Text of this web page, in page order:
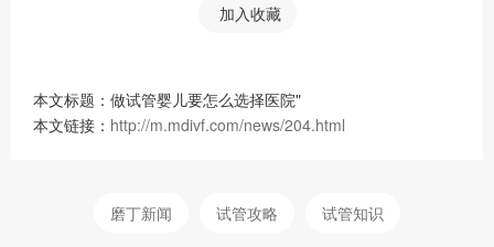
加入收藏
本文标题：做试管婴儿要怎么选择医院"
本文链接： http://m.mdivf.com/news/204.html
磨丁新闻 试管攻略 试管知识